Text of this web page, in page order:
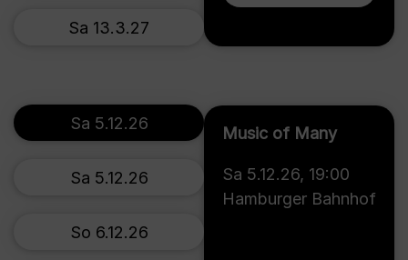
Sa 13.3.27
Music of Many
Sa 5.12.26, 19:00
Hamburger Bahnhof
Sa 5.12.26
Sa 5.12.26
So 6.12.26